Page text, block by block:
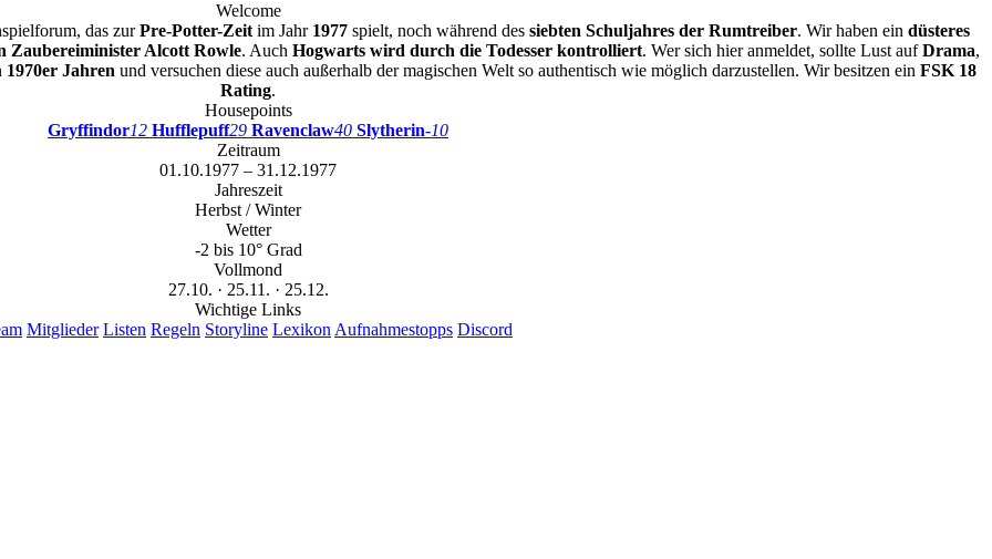
Welcome
das zurPre-Potter-Zeitim Jahr 1977spielt, noch während des siebten Schuljahres der Rumtreiber. Wir haben ein düsteres
Zaubereiminister Alcott Rowle. Auch Hogwarts wird durch die Todesser kontrolliert. Wer sich hier anmeldet, sollte Lust aufDrama,
1970er Jahren und versuchen diese auch außerhalb der magischen Welt so authentisch wie möglich darzustellen. Wir besitzen ein FSK 18
Rating.
Housepoints
Gryffindor12 Hufflepuff29 Ravenclaw40 Slytherin-10
Zeitraum
01.10.1977 – 31.12.1977
Jahreszeit
Herbst / Winter
Wetter
-2 bis 10° Grad
Vollmond
27.10. · 25.11. · 25.12.
Wichtige Links
Mitglieder Listen Regeln Storyline Lexikon Aufnahmestopps Discord